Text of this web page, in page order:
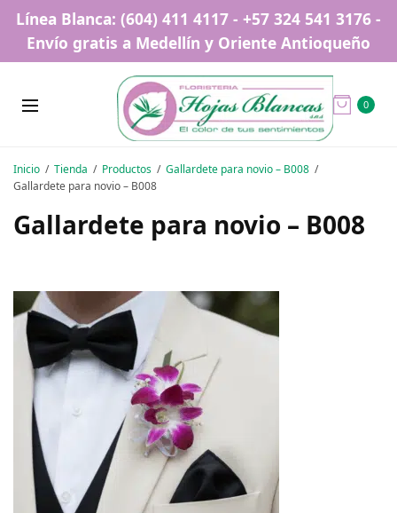
Línea Blanca: (604) 411 4117 - +57 324 541 3176 -
Envío gratis a Medellín y Oriente Antioqueño
0
Inicio Tienda Productos
Gallardete para novio – B008
Gallardete para novio – B008
Gallardete para novio – B008